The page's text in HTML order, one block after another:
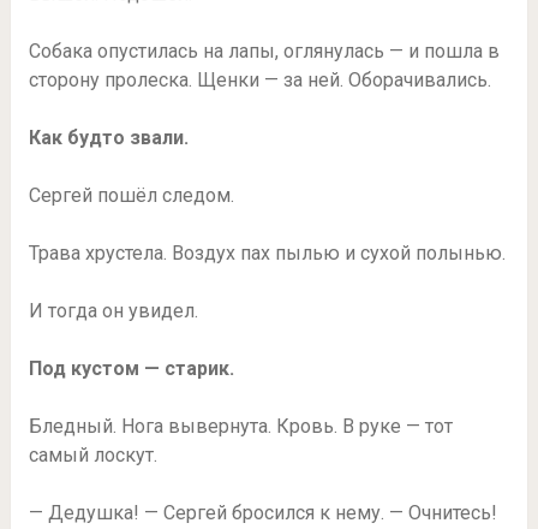
Собака опустилась на лапы, оглянулась — и пошла в
сторону пролеска. Щенки — за ней. Оборачивались.
Как будто звали.
Сергей пошёл следом.
Трава хрустела. Воздух пах пылью и сухой полынью.
И тогда он увидел.
Под кустом — старик.
Бледный. Нога вывернута. Кровь. В руке — тот
самый лоскут.
— Дедушка! — Сергей бросился к нему. — Очнитесь!